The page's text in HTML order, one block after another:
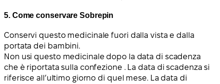
5. Come conservare Sobrepin
Conservi questo medicinale fuori dalla vista e dalla
portata dei bambini.
Non usi questo medicinale dopo la data di scadenza
che è riportata sulla confezione . La data di scadenza si
riferisce all’ultimo giorno di quel mese. La data di